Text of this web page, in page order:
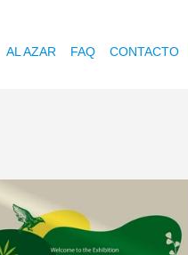
AL AZAR FAQ CONTACTO